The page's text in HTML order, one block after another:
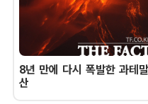
8년 만에 다시 폭발한 과테
산